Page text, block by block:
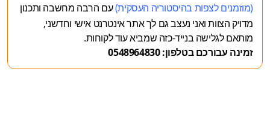
(מוזמנים לצפות בהיסטוריה העסקית)עם הרבה מחשבה ותכנון
מדויק הצוות ואני נעצב גם לך אתר אינטרנט אישי וחדשני,
מותאם לגלישה בנייד-כזה שמביא עוד לקוחות.
זמינה עבורכם בטלפון: 0548964830